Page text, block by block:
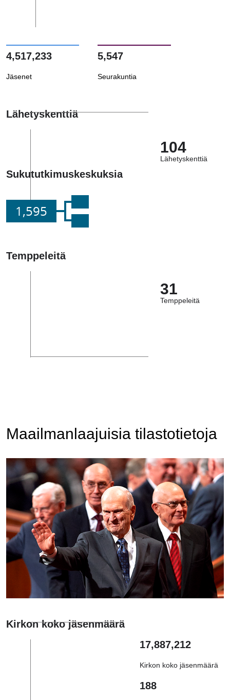
4,517,233
Jäsenet
5,547
Seurakuntia
Lähetyskenttiä
104
Lähetyskenttiä
Sukututkimuskeskuksia
1,595
Temppeleitä
31
Temppeleitä
Maailmanlaajuisia tilastotietoja
Kirkon koko jäsenmäärä
17,887,212
Kirkon koko jäsenmäärä
188